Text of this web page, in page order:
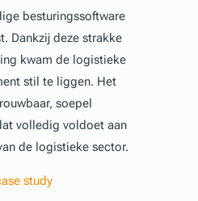
besturingssoftware
Dankzij deze strakke
kwam de logistieke
stil te liggen. Het
soepel
volledig voldoet aan
de logistieke sector.
study